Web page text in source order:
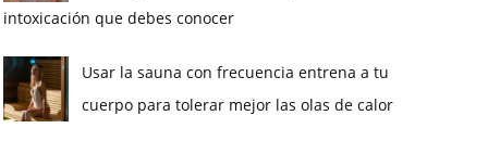
intoxicación que debes conocer
Usar la sauna con frecuencia entrena a tu
cuerpo para tolerar mejor las olas de calor